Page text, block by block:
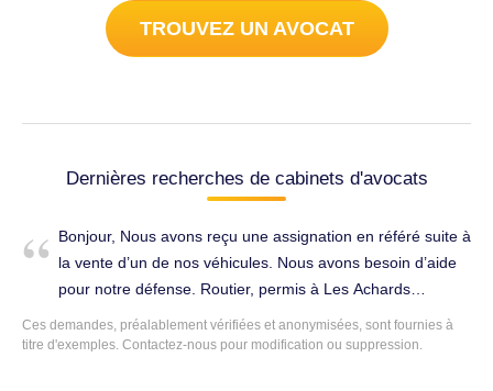
TROUVEZ UN AVOCAT
Dernières recherches de cabinets d'avocats
Bonjour, Nous avons reçu une assignation en référé suite à
la vente d’un de nos véhicules. Nous avons besoin d’aide
pour notre défense. Routier, permis à Les Achards
Ces demandes, préalablement vérifiées et anonymisées, sont fournies à
titre d'exemples. Contactez-nous pour modification ou suppression.